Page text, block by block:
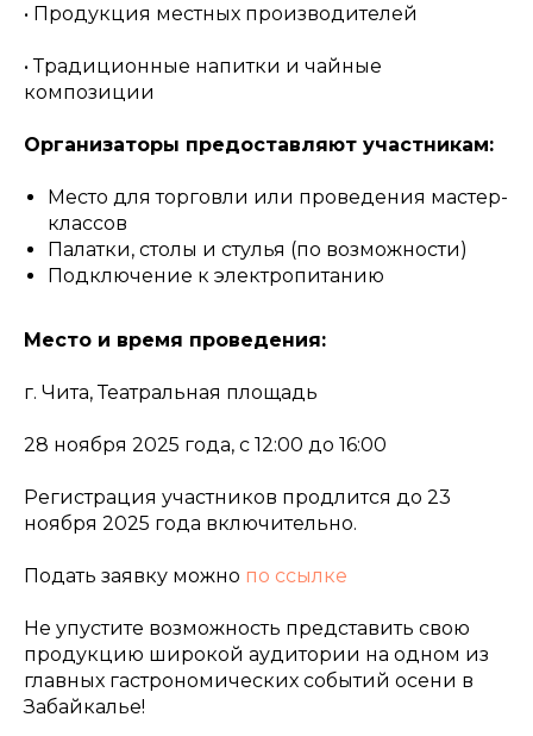
• Продукция местных производителей
• Традиционные напитки и чайные
композиции
Организаторы предоставляют участникам:
Место для торговли или проведения мастер-
классов
Палатки, столы и стулья (по возможности)
Подключение к электропитанию
Место и время проведения:
г. Чита, Театральная площадь
28 ноября 2025 года, с 12:00 до 16:00
Регистрация участников продлится до 23
ноября 2025 года включительно.
Подать заявку можно по ссылке
Не упустите возможность представить свою
продукцию широкой аудитории на одном из
главных гастрономических событий осени в
Забайкалье!